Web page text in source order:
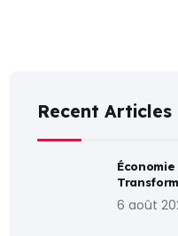
Recent Articles
6 août